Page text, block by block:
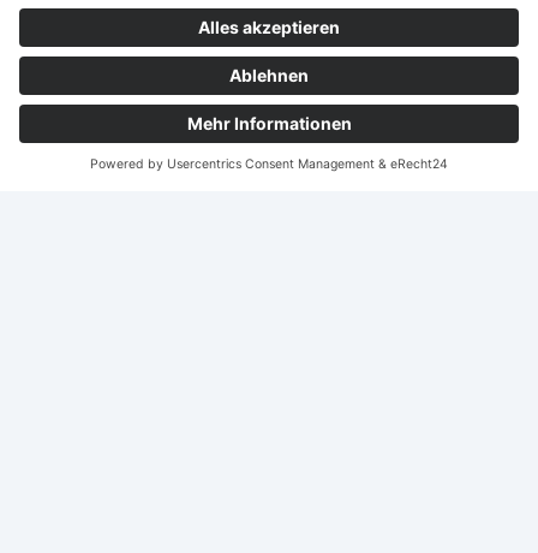
Mo. – Fr. 8:00 – 18:00 Uhr
Sa. 9:00 – 14:00 Uhr
06151-959590